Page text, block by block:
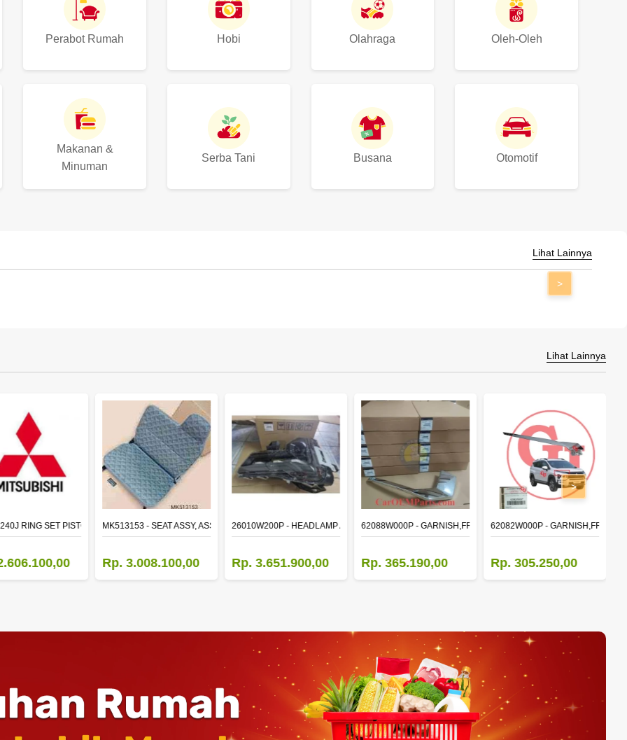
Perabot Rumah Hobi Olahraga Oleh-Oleh
Makanan &
Minuman
Serba Tani Busana Otomotif
Lihat Lainnya
>
Lihat Lainnya
LHRING SET PISTON STDMK513153 - SEAT ASSY, ASSISTANT
Rp. 3.008.100,00
26010W200P - HEADLAMP ASSY,RH
Rp. 3.651.900,00
62088W000P - GARNISH,FR BUMPER SIDE
Rp. 365.190,00
62082W000P - GARNISH,FR
Rp. 305.250,00
>